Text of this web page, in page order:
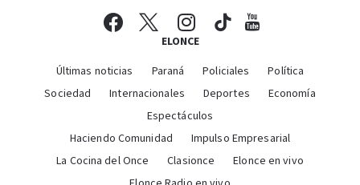
ELONCE
Últimas noticias Paraná Policiales
Política
Sociedad
Internacionales Deportes
Economía
Espectáculos
Haciendo Comunidad
Impulso Empresarial
La Cocina del Once
Clasionce
Elonce en vivo